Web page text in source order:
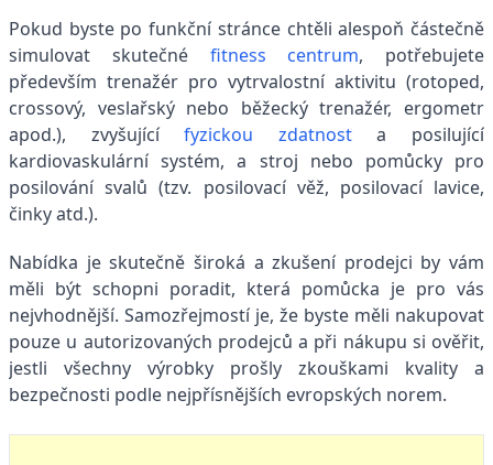
Pokud byste po funkční stránce chtěli alespoň částečně
simulovat skutečné fitness centrum, potřebujete
především trenažér pro vytrvalostní aktivitu (rotoped,
crossový, veslařský nebo běžecký trenažér, ergometr
apod.), zvyšujícífyzickou zdatnosta posilující
kardiovaskulární systém, a stroj nebo pomůcky pro
posilování svalů (tzv. posilovací věž, posilovací lavice,
činky atd.).
Nabídka je skutečně široká a zkušení prodejci by vám
měli být schopni poradit, která pomůcka je pro vás
nejvhodnější. Samozřejmostí je, že byste měli nakupovat
pouze u autorizovaných prodejců a při nákupu si ověřit,
jestli všechny výrobky prošly zkouškami kvality a
bezpečnosti podle nejpřísnějších evropských norem.